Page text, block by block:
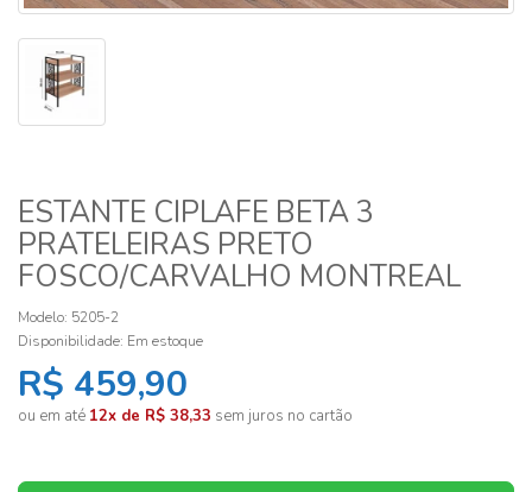
ESTANTE CIPLAFE BETA 3
PRATELEIRAS PRETO
FOSCO/CARVALHO MONTREAL
Modelo: 5205-2
Disponibilidade: Em estoque
R$ 459,90
ou em até 12x de R$ 38,33 sem juros no cartão